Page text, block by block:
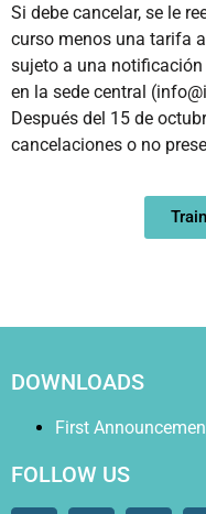
Si debe cancelar, se le
curso menos una tarifa
sujeto a una
en la sede central
Después del 15 de
cancelaciones o no
DOWNLOADS
First
FOLLOW US